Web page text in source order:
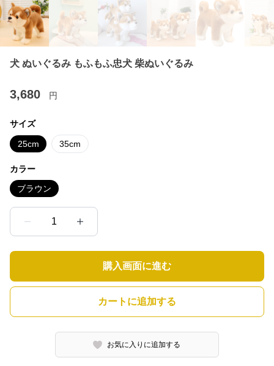
犬 ぬいぐるみ もふもふ忠犬 柴ぬいぐるみ
3,680 円
サイズ
25cm 35cm
カラー
ブラウン
1
購入画面に進む
カートに追加する
お気に入りに追加する